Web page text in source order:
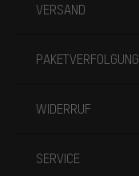
VERSAND
PAKETVERFOLGUNG
WIDERRUF
SERVICE